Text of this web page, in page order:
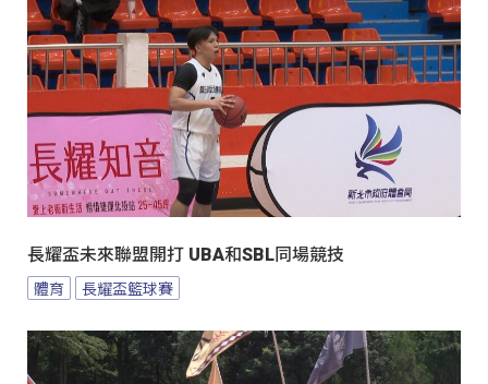
長耀盃未來聯盟開打 UBA和SBL同場競技
體育 長耀盃籃球賽